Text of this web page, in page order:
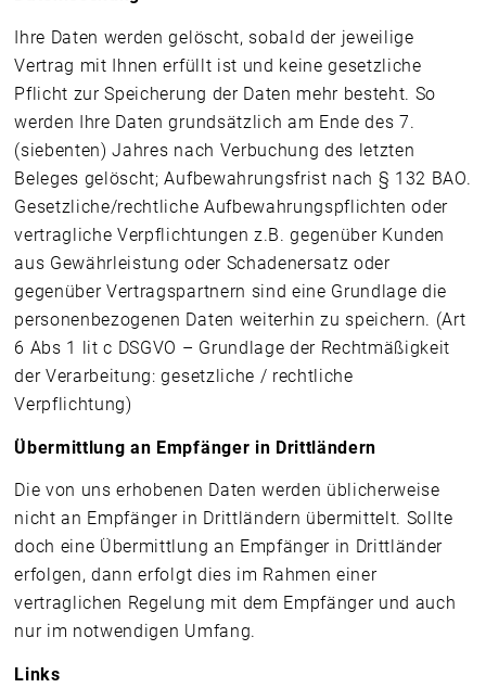
Ihre Daten werden gelöscht, sobald der jeweilige
Vertrag mit Ihnen erfüllt ist und keine gesetzliche
Pflicht zur Speicherung der Daten mehr besteht. So
werden Ihre Daten grundsätzlich am Ende des 7.
(siebenten) Jahres nach Verbuchung des letzten
Beleges gelöscht; Aufbewahrungsfrist nach § 132 BAO.
Gesetzliche/rechtliche Aufbewahrungspflichten oder
vertragliche Verpflichtungen z.B. gegenüber Kunden
aus Gewährleistung oder Schadenersatz oder
gegenüber Vertragspartnern sind eine Grundlage die
personenbezogenen Daten weiterhin zu speichern. (Art
6 Abs 1 lit c DSGVO – Grundlage der Rechtmäßigkeit
der Verarbeitung: gesetzliche / rechtliche
Verpflichtung)
Übermittlung an Empfänger in Drittländern
Die von uns erhobenen Daten werden üblicherweise
nicht an Empfänger in Drittländern übermittelt. Sollte
doch eine Übermittlung an Empfänger in Drittländer
erfolgen, dann erfolgt dies im Rahmen einer
vertraglichen Regelung mit dem Empfänger und auch
nur im notwendigen Umfang.
Links